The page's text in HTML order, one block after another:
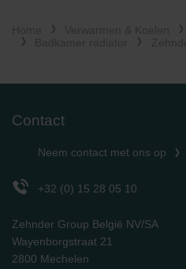
Contact
Neem contact met ons op
+32 (0) 15 28 05 10
Zehnder Group België NV/SA
Wayenborgstraat 21
2800 Mechelen